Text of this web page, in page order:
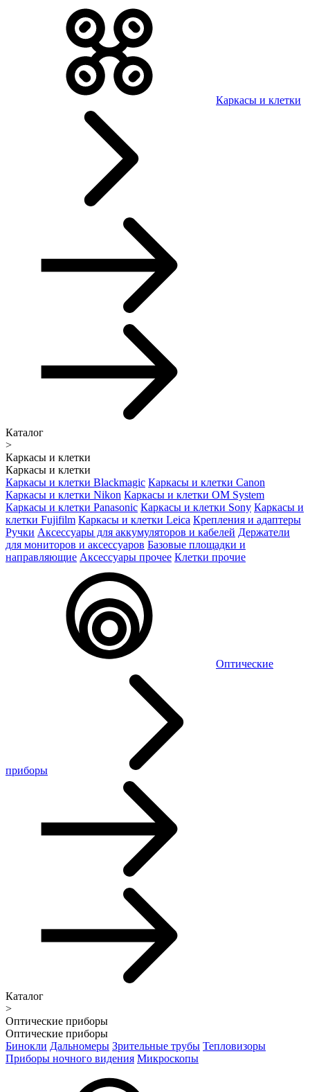
Каркасы и клетки
Каталог
>
Каркасы и клетки
Каркасы и клетки
Каркасы и клетки Blackmagic Каркасы и клетки Canon
Каркасы и клетки Nikon Каркасы и клетки OM System
Каркасы и клетки Panasonic Каркасы и клетки Sony Каркасы и
клетки Fujifilm Каркасы и клетки Leica Крепления и адаптеры
Ручки Аксессуары для аккумуляторов и кабелей Держатели
для мониторов и аксессуаров Базовые площадки и
направляющие Аксессуары прочее Клетки прочие
Оптические
приборы
Каталог
>
Оптические приборы
Оптические приборы
Бинокли Дальномеры Зрительные трубы Тепловизоры
Приборы ночного видения Микроскопы